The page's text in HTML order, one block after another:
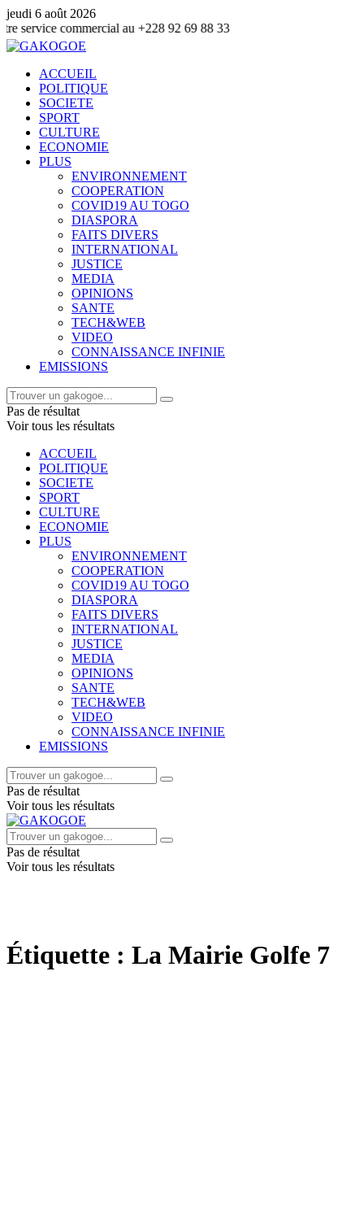
jeudi 6 août 2026
au +228 92 69 88 33
ACCUEIL
POLITIQUE
SOCIETE
SPORT
CULTURE
ECONOMIE
PLUS
ENVIRONNEMENT
COOPERATION
COVID19 AU TOGO
DIASPORA
FAITS DIVERS
INTERNATIONAL
JUSTICE
MEDIA
OPINIONS
SANTE
TECH&WEB
VIDEO
CONNAISSANCE INFINIE
EMISSIONS
Pas de résultat
Voir tous les résultats
ACCUEIL
POLITIQUE
SOCIETE
SPORT
CULTURE
ECONOMIE
PLUS
ENVIRONNEMENT
COOPERATION
COVID19 AU TOGO
DIASPORA
FAITS DIVERS
INTERNATIONAL
JUSTICE
MEDIA
OPINIONS
SANTE
TECH&WEB
VIDEO
CONNAISSANCE INFINIE
EMISSIONS
Pas de résultat
Voir tous les résultats
Pas de résultat
Voir tous les résultats
Étiquette : La Mairie Golfe 7